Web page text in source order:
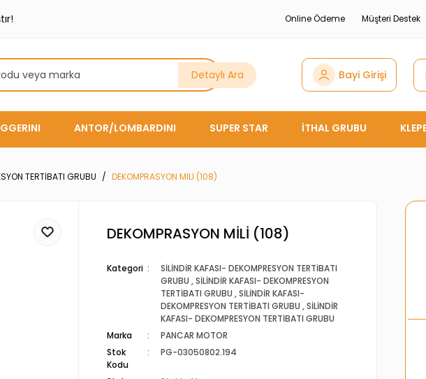
Online Ödeme Müşteri Destek
Detaylı Ara Bayi Girişi
ANTOR/LOMBARDINI SUPER STAR İTHAL GRUBU
TERTİBATI GRUBU DEKOMPRASYON MİLİ (108)
DEKOMPRASYON MİLİ (108)
Kategori
SİLİNDİR KAFASI- DEKOMPRESYON TERTİBATI
GRUBU ,SİLİNDİR KAFASI- DEKOMPRESYON
TERTİBATI GRUBU ,SİLİNDİR KAFASI-
DEKOMPRESYON TERTİBATI GRUBU ,SİLİNDİR
KAFASI- DEKOMPRESYON TERTİBATI GRUBU
Marka
PANCAR MOTOR
Stok
Kodu
PG-03050802.194